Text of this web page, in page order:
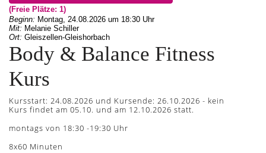
(Freie Plätze: 1)
Beginn: Montag, 24.08.2026 um 18:30 Uhr
Mit: Melanie Schiller
Ort: Gleiszellen-Gleishorbach
Body & Balance Fitness
Kurs
Kursstart: 24.08.2026 und Kursende: 26.10.2026 - kein
Kurs findet am 05.10. und am 12.10.2026 statt.
montags von 18:30 -19:30 Uhr
8x60 Minuten